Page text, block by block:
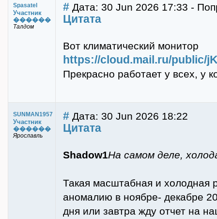
Spasatel
Участник
������
Талдом
# Дата: 30 Jun 2026 17:33 -
Цитата
Вот климатический монитор
https://cloud.mail.ru/public/
Прекрасно работает у всех, у
SUNMAN1957
Участник
������
Ярославль
# Дата: 30 Jun 2026 18:22
Цитата
Shadow1На самом деле,
Такая масштабная и холодная
аномалию в ноябре- декабре
дня или завтра жду отчет на